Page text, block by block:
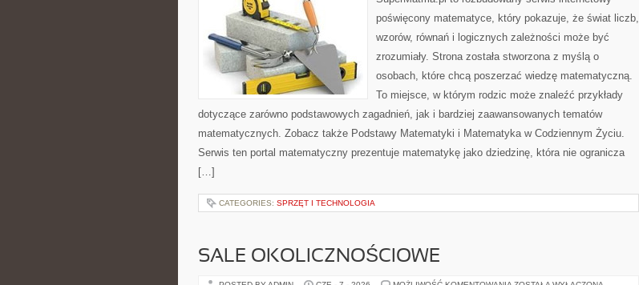
poświęcony matematyce, który pokazuje, że świat liczb,
wzorów, równań i logicznych zależności może być
zrozumiały. Strona została stworzona z myślą o
osobach, które chcą poszerzać wiedzę matematyczną.
To miejsce, w którym rodzic może znaleźć przykłady
dotyczące zarówno podstawowych zagadnień, jak i bardziej zaawansowanych tematów
matematycznych. Zobacz także Podstawy Matematyki i Matematyka w Codziennym Życiu.
Serwis ten portal matematyczny prezentuje matematykę jako dziedzinę, która nie ogranicza
[…]
CATEGORIES: SPRZĘT I TECHNOLOGIA
SALE OKOLICZNOŚCIOWE